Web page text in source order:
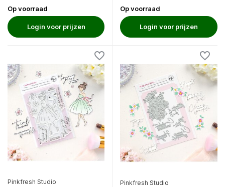
Op voorraad
Login voor prijzen
Op voorraad
Login voor prijzen
Pinkfresh Studio Pinkfresh Studio